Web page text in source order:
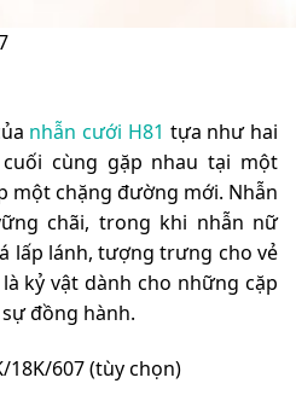
nhẫn cưới H81 tựa như hai
cùng gặp nhau tại một
một chặng đường mới. Nhẫn
chãi, trong khi nhẫn nữ
lấp lánh, tượng trưng cho vẻ
kỷ vật dành cho những cặp
đồng hành.
18K/607 (tùy chọn)